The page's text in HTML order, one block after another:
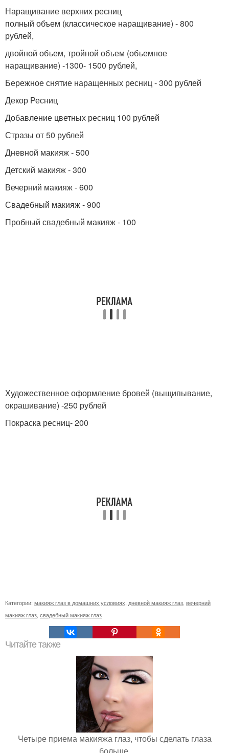
Наращивание верхних ресниц
полный объем (классическое наращивание) - 800
рублей,
двойной объем, тройной объем (объемное
наращивание) -1300- 1500 рублей,
Бережное снятие наращенных ресниц - 300 рублей
Декор Ресниц
Добавление цветных ресниц 100 рублей
Стразы от 50 рублей
Дневной макияж - 500
Детский макияж - 300
Вечерний макияж - 600
Свадебный макияж - 900
Пробный свадебный макияж - 100
Художественное оформление бровей (выщипывание,
окрашивание) -250 рублей
Покраска ресниц- 200
Категории: макияж глаз в домашних условиях дневной макияж глаз вечерний
макияж глаз свадебный макияж глаз
Читайте также
Четыре приема макияжа глаз, чтобы сделать глаза